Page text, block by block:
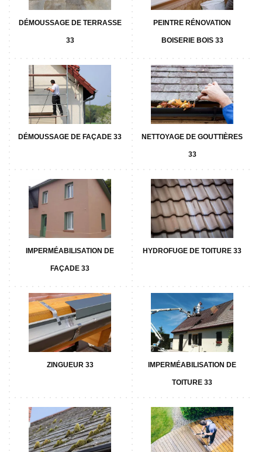
DÉMOUSSAGE DE TERRASSE
33
PEINTRE RÉNOVATION
BOISERIE BOIS 33
DÉMOUSSAGE DE FAÇADE 33 NETTOYAGE DE GOUTTIÈRES
33
IMPERMÉABILISATION DE
FAÇADE 33
HYDROFUGE DE TOITURE 33
ZINGUEUR 33 IMPERMÉABILISATION DE
TOITURE 33